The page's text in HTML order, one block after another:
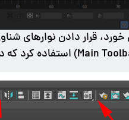
قرار دادن نوارهای